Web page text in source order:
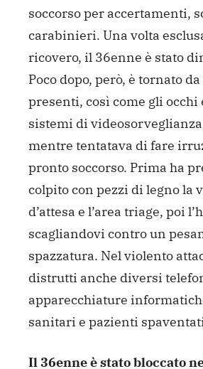
soccorso per accertamenti,
carabinieri. Una volta
ricovero, il 36enne è stato
Poco dopo, però, è tornato
presenti, così come gli
sistemi di
mentre tentatava di fare
prontosoccorso. Prima ha
colpito con pezzi di legnola
d’attesa e l’area triage, poi
scagliandovi contro un
spazzatura. Nel violento
distrutti anche diversi
apparecchiature
sanitari e pazienti
Il 36enne è stato bloccato